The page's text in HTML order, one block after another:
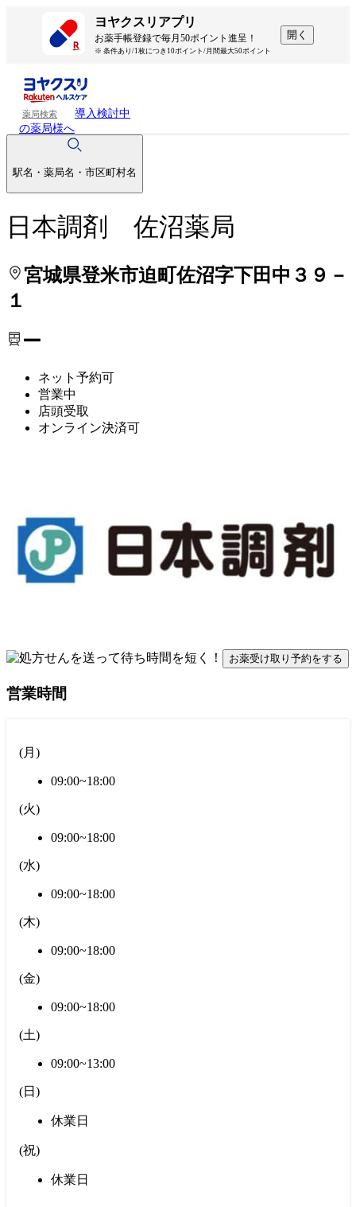
ヨヤクスリアプリ
お薬手帳登録で毎月50ポイント進呈！
※ 条件あり/1枚につき10ポイント/月間最大50ポイント
開く
薬局検索
導入検討中
の薬局様へ
駅名・薬局名・市区町村名
日本調剤 佐沼薬局
宮城県登米市迫町佐沼字下田中３９－
１
ー
ネット予約可
営業中
店頭受取
オンライン決済可
処方せんを送って待ち時間を短く！
お薬受け取り予約をする
営業時間
(月 )
09:00~18:00
(火)
09:00~18:00
(水)
09:00~18:00
(木)
09:00~18:00
(金)
09:00~18:00
(土)
09:00~13:00
(日 )
休業日
(祝)
休業日
処方せんを送って待ち時間を短く！